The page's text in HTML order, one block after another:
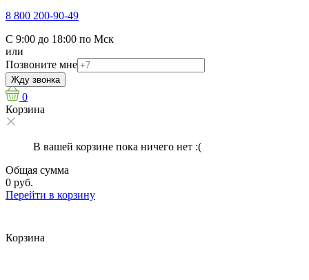
8 800 200-90-49
С 9:00 до 18:00 по Мск
или
Позвоните мне
Жду звонка
0
Корзина
В вашей корзине пока ничего нет :(
Общая сумма
0 руб.
Перейти в корзину
Корзина